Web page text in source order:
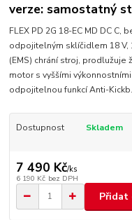
verze: samostatný
FLEX PD 2G 18-EC MD DC
odpojitelným sklíčidlem 18 V,
(EMS) chrání stroj,
motor s vyššími
odpojitelnou funkcí Anti-
Dostupnost Skladem
7 490 Kč/ks
6 190 Kč bez DPH
Přidat